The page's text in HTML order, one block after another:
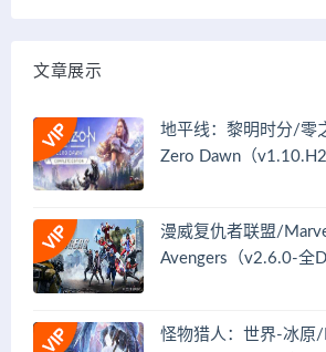
文章展示
地平线：黎明时分/零
Zero Dawn（v1.10.H2
漫威复仇者联盟/
Avengers（v2.6.0-全
怪物猎人：世界-冰原